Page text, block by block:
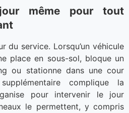
même pour tout
service. Lorsqu’un véhicule
place en sous-sol, bloque un
ou stationne dans une cour
complique la
pour intervenir le jour
le permettent, y compris